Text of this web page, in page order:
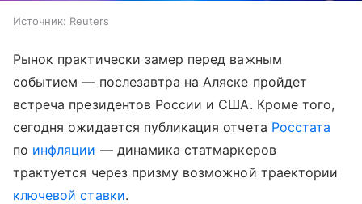
Источник: Reuters
Рынок практически замер перед важным
событием — послезавтра на Аляске пройдет
встреча президентов России и США. Кроме того,
сегодня ожидается публикация отчета Росстата
по инфляции — динамика статмаркеров
трактуется через призму возможной траектории
ключевой ставки.